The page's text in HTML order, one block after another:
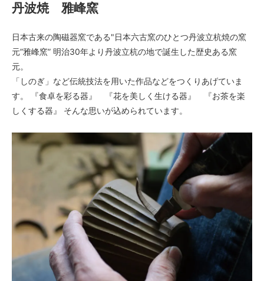
丹波焼 雅峰窯
日本古来の陶磁器窯である"日本六古窯のひとつ丹波立杭焼の窯
元”雅峰窯” 明治30年より丹波立杭の地で誕生した歴史ある窯
元。
「しのぎ」など伝統技法を用いた作品などをつくりあげていま
す。 『食卓を彩る器』 『花を美しく生ける器』 『お茶を楽
しくする器』 そんな思いが込められています。